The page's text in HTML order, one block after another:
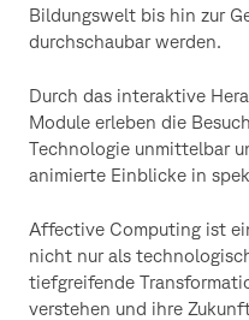
Bildungswelt bis hin zur
durchschaubar werden.
Durch das interaktive
Module erleben die
Technologie unmittelbar
animierte Einblicke in
Affective Computing ist
nicht nur als
tiefgreifende
verstehen und ihre